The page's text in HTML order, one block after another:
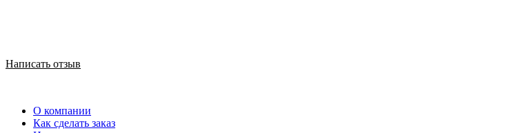
Написать отзыв
О компании
Как сделать заказ